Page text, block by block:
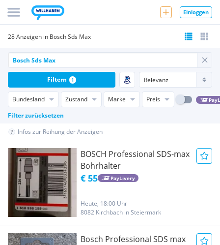
Einloggen
28 Anzeigen in Bosch Sds Max
Bundesland Zustand Marke Preis
Filter zurücksetzen
Filtern 1
Infos zur Reihung der Anzeigen
BOSCH Professional SDS-max
Bohrhalter
€ 55 PayLivery
Heute, 18:00 Uhr
8082 Kirchbach in Steiermark
Bosch Professional SDS max